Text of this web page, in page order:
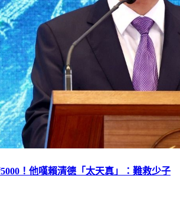
！他嘆賴清德「太天真」：難救少子